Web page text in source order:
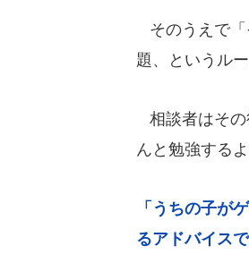
そのうえで「
題、というル
相談者はその
んと勉強する
「うちの子が
るアドバイス